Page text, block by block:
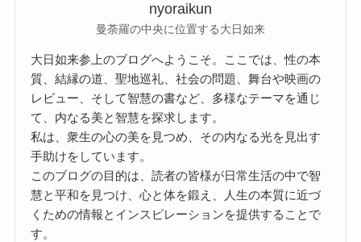
nyoraikun
曼荼羅の中央に位置する大日如来
大日如来参上のブログへようこそ。ここでは、性の本
質、結縁の道、聖地巡礼、社会の問題、舞台や映画の
レビュー、そして智慧の書など、多様なテーマを通じ
て、内なる美と智慧を探求します。
私は、衆生の心の美を見つめ、その内なる光を見出す
手助けをしています。
このブログの目的は、読者の皆様が日常生活の中で智
慧と平和を見つけ、心と体を鍛え、人生の本質に近づ
くための情報とインスピレーションを提供することで
す。